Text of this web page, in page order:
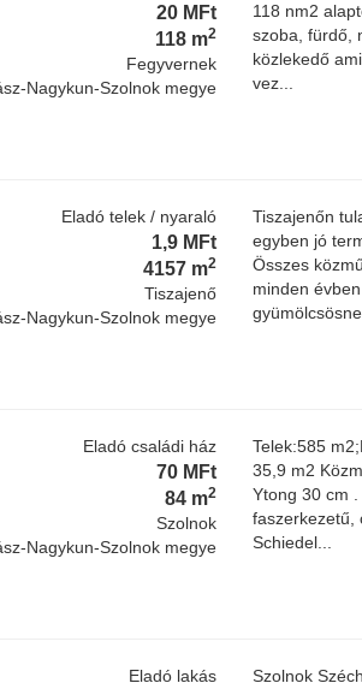
20 MFt
118 m2
Fegyvernek
Nagykun-Szolnok megye
118 nm2
szoba, fürdő,
közlekedő
vez...
Eladó telek / nyaraló
1,9 MFt
4157 m2
Tiszajenő
Nagykun-Szolnok megye
Tiszajenőn
egyben jó
Összes
minden
Eladó családi ház
70 MFt
84 m2
Szolnok
Nagykun-Szolnok megye
Telek:585
35,9 m2
Ytong 30 cm
faszerkezetű,
Schiedel...
Eladó lakás Szolnok